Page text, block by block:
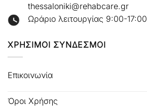
thessaloniki@rehabcare.gr
Ωράριο λειτουργίας 9:00-17:00
ΧΡΗΣΙΜΟΙ ΣΥΝΔΕΣΜΟΙ
Επικοινωνία
Όροι Χρήσης